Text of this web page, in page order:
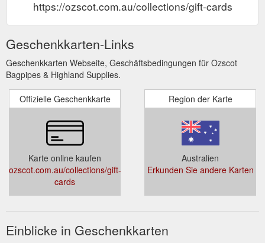
https://ozscot.com.au/collections/gift-cards
Geschenkkarten-Links
Geschenkkarten Webseite, Geschäftsbedingungen für Ozscot
Bagpipes & Highland Supplies.
Offizielle Geschenkkarte
Karte online kaufen
ozscot.com.au/collections/gift-
cards
Region der Karte
Australien
Erkunden Sie andere Karten
Einblicke in Geschenkkarten